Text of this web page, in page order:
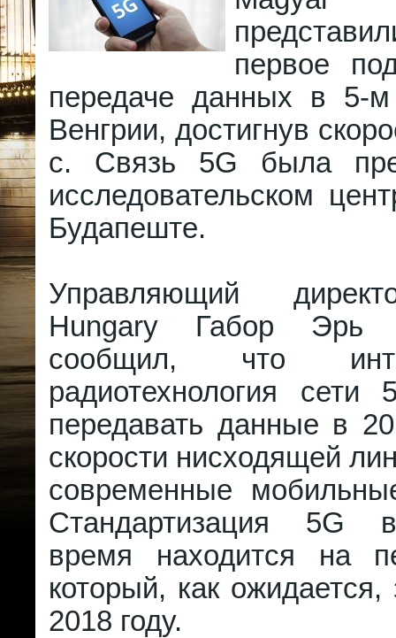
первое
передаче данных в 5-
Венгрии, достигнув
с. Связь 5G была
исследовательском
Будапеште.
Управляющий
Hungary Габор Эрь
сообщил, что
радиотехнология сети
передавать данные в
скорости нисходящей
современные
Стандартизация 5G
время находится на
который, как
2018 году.